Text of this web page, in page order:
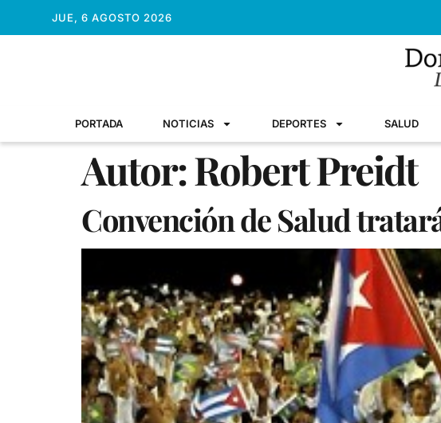
JUE, 6 AGOSTO 2026
PORTADA NOTICIAS DEPORTES SALUD
Autor:Robert Preidt
Convención de Salud